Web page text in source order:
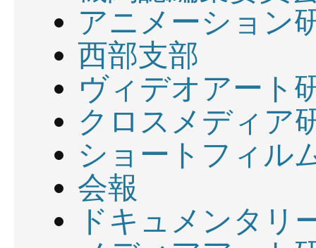
アニメーション
西部支部
ヴィデオアート
クロスメディア
ショートフィル
会報
ドキュメンタリ